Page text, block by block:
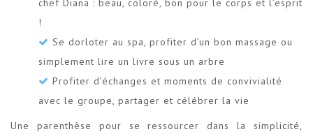
!
Se dorloter au spa, profiter d’un bon massage ou
simplement lire un livre sous un arbre
Profiter d’échanges et moments de convivialité
avec le groupe, partager et célébrer la vie
Une parenthèse pour se ressourcer dans la simplicité,